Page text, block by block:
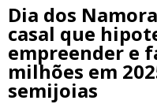
Dia dos
casal que
empreender e
milhões em
semijoias